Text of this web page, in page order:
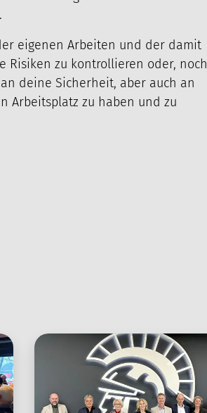
KARRIERE
eigenen Arbeiten und der damit
Risiken zu kontrollieren oder, noch
deine Sicherheit, aber auch an
Arbeitsplatz zu haben und zu